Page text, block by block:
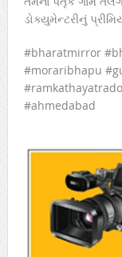
ડોક્યુમેન્ટરીનું
#bharatmirror
#moraribhapu
#ahmedabad